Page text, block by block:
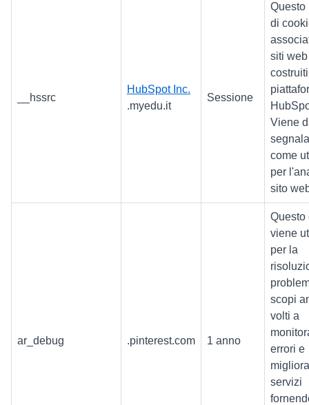
__hssrc
HubSpot Inc.
.myedu.it
Sessione
Questo
di
siti web
Viene
come
per
sito
ar_debug .pinterest.com 1 anno
Questo
viene
per la
scopi
volti a
errori e
servizi